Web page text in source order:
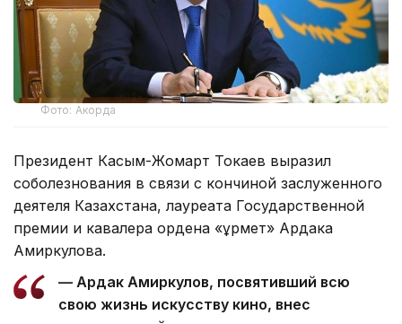
Фото: Акорда
Президент Касым-Жомарт Токаев выразил
соболезнования в связи с кончиной заслуженного
деятеля Казахстана, лауреата Государственной
премии и кавалера ордена «Құрмет» Ардака
Амиркулова.
— Ардак Амиркулов, посвятивший всю
свою жизнь искусству кино, внес